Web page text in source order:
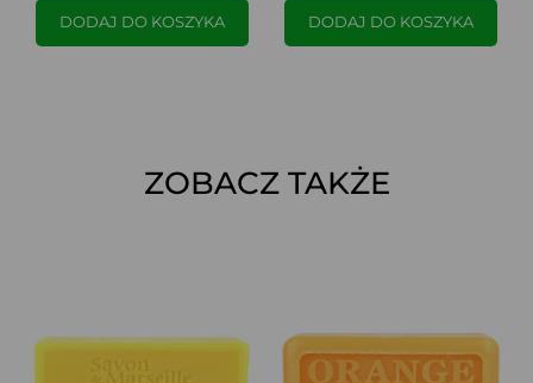
DODAJ DO KOSZYKA DODAJ DO KOSZYKA
ZOBACZ TAKŻE